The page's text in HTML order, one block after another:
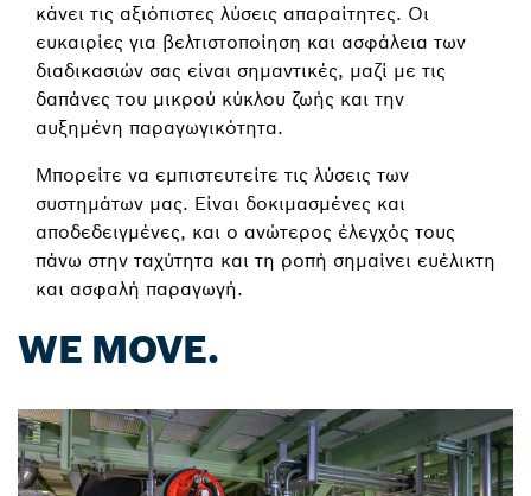
κάνει τις αξιόπιστες λύσεις απαραίτητες. Οι
ευκαιρίες για βελτιστοποίηση και ασφάλεια των
διαδικασιών σας είναι σημαντικές, μαζί με τις
δαπάνες του μικρού κύκλου ζωής και την
αυξημένη παραγωγικότητα.
Μπορείτε να εμπιστευτείτε τις λύσεις των
συστημάτων μας. Είναι δοκιμασμένες και
αποδεδειγμένες, και ο ανώτερος έλεγχός τους
πάνω στην ταχύτητα και τη ροπή σημαίνει ευέλικτη
και ασφαλή παραγωγή.
WE MOVE.